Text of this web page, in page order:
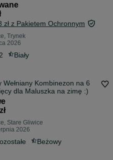
zł z Pakietem Ochronnym
Trynek
2026
Biały
Wełniany Kombinezon na 6
dla Maluszka na zimę :)
Stare Gliwice
2026
Beżowy